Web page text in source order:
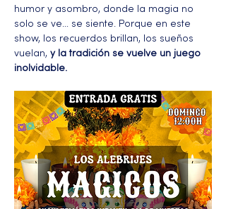
humor y asombro, donde la magia no
solo se ve… se siente. Porque en este
show, los recuerdos brillan, los sueños
vuelan, y la tradición se vuelve un juego
inolvidable.